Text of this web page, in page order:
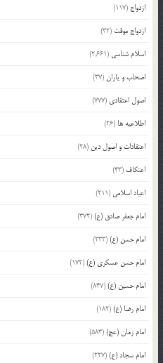
ازدواج (117)
ازدواج موقت (32)
اسلام شناسی (2,661)
اصحاب و یاران(37)
اصول اعتقادی (777)
اطلاعیه ها (26)
اعتقادات و اصول دین (28)
اعتکاف (43)
اعیاد اسلامی (211)
امام جعفر صادق (ع)(372)
امام حسن (ع)(233)
امام حسن عسکری (ع)(172)
امام حسین (ع)(847)
امام رضا (ع)(182)
امام زمان (عج)(583)
امام سجاد (ع)(227)